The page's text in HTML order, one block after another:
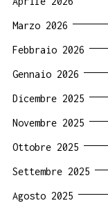
Marzo 2026
Febbraio 2026
Gennaio 2026
Dicembre 2025
Novembre 2025
Ottobre 2025
Settembre 2025
Agosto 2025